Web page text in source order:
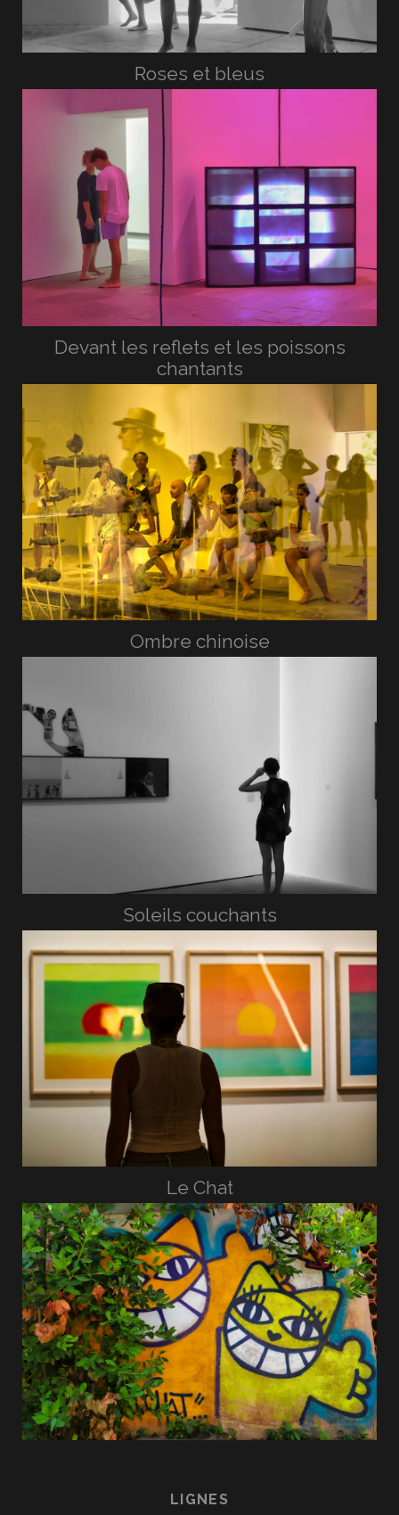
Roses et bleus
Devant les reflets et les poissons
chantants
Ombre chinoise
Soleils couchants
Le Chat
LIGNES